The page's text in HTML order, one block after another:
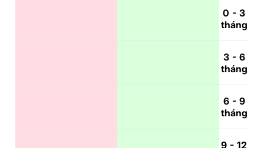
0 - 3
tháng
3 - 6
tháng
6 - 9
tháng
9 - 12